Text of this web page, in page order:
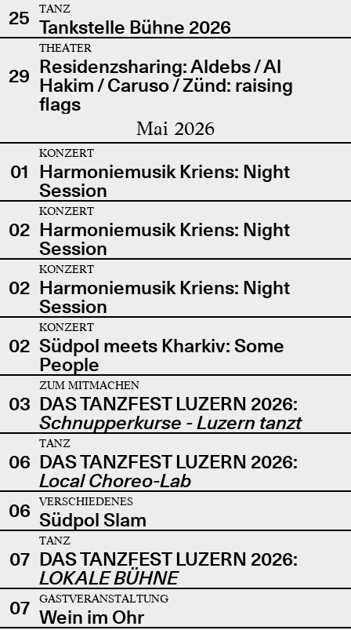
25
TANZ
Tankstelle Bühne 2026
29
THEATER
Residenzsharing: Aldebs / Al
Hakim / Caruso / Zünd: raising
flags
Mai 2026
01
KONZERT
Harmoniemusik Kriens: Night
Session
02
KONZERT
Harmoniemusik Kriens: Night
Session
02
KONZERT
Harmoniemusik Kriens: Night
Session
02
KONZERT
Südpol meets Kharkiv: Some
People
03
ZUM MITMACHEN
DAS TANZFEST LUZERN 2026:
Schnupperkurse - Luzern tanzt
06
TANZ
DAS TANZFEST LUZERN 2026:
Local Choreo-Lab
06
VERSCHIEDENES
Südpol Slam
07
TANZ
DAS TANZFEST LUZERN 2026:
LOKALE BÜHNE
07
GASTVERANSTALTUNG
Wein im Ohr